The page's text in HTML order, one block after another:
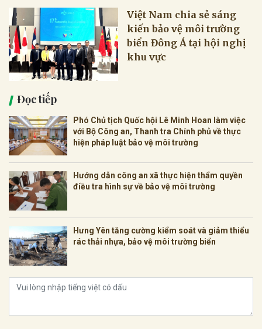
Việt Nam chia sẻ sáng
kiến bảo vệ môi trường
biển Đông Á tại hội nghị
khu vực
Đọc tiếp
Phó Chủ tịch Quốc hội Lê Minh Hoan làm việc
với Bộ Công an, Thanh tra Chính phủ về thực
hiện pháp luật bảo vệ môi trường
Hướng dẫn công an xã thực hiện thẩm quyền
điều tra hình sự về bảo vệ môi trường
Hưng Yên tăng cường kiểm soát và giảm thiểu
rác thải nhựa, bảo vệ môi trường biển